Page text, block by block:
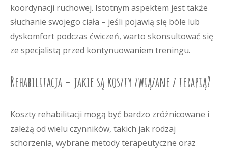
koordynacji ruchowej. Istotnym aspektem jest także
słuchanie swojego ciała – jeśli pojawią się bóle lub
dyskomfort podczas ćwiczeń, warto skonsultować się
ze specjalistą przed kontynuowaniem treningu.
Rehabilitacja – jakie są koszty związane z terapią?
Koszty rehabilitacji mogą być bardzo zróżnicowane i
zależą od wielu czynników, takich jak rodzaj
schorzenia, wybrane metody terapeutyczne oraz